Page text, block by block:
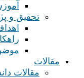
تحقیق و
مقالات
مقالات